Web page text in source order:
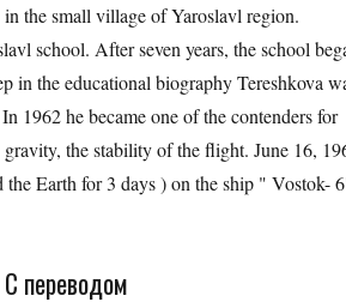
the small village of Yaroslavl region.
school. After seven years, the school
in the educational biography Tereshkova
1962 he became one of the contenders for
the stability of the flight. June 16,
Earth for 3 days ) on the ship " Vostok-
С переводом